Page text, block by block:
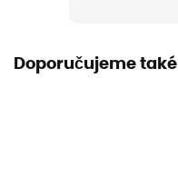
Aircomfort
Doporučujeme také